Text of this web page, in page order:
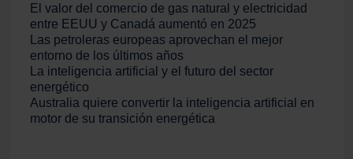
El valor del comercio de gas natural y electricidad
entre EEUU y Canadá aumentó en 2025
Las petroleras europeas aprovechan el mejor
entorno de los últimos años
La inteligencia artificial y el futuro del sector
energético
Australia quiere convertir la inteligencia artificial en
motor de su transición energética